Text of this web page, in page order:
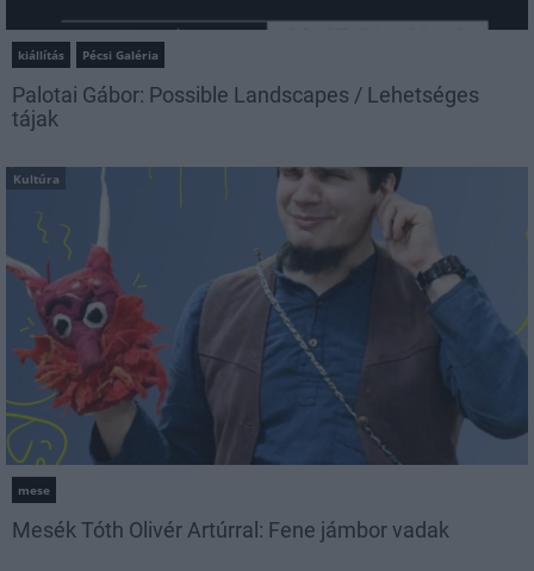
kiállítás Pécsi Galéria
Palotai Gábor: Possible Landscapes / Lehetséges
tájak
Kultúra
mese
Mesék Tóth Olivér Artúrral: Fene jámbor vadak